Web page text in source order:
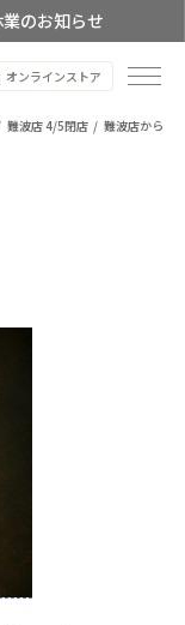
スーツ
せ
オンラインストア
難波店 4/5閉店 難波店から